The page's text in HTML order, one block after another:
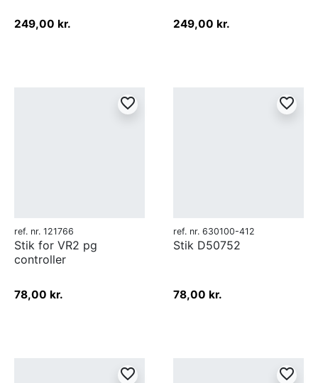
249,00 kr. 249,00 kr.
favorite_border
ref. nr. 121766
Stik for VR2 pg
controller
78,00 kr.
favorite_border
ref. nr. 630100-412
Stik D50752
78,00 kr.
favorite_border favorite_border